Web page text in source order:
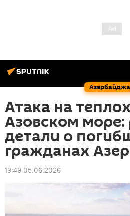
Атака на
Азовском
детали о
гражданах
19:49 05.06.2026